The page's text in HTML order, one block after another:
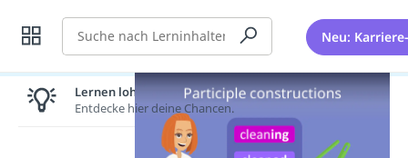
Suche Neu:
Lernen lohnt sich!
Entdecke hier deine Chancen.